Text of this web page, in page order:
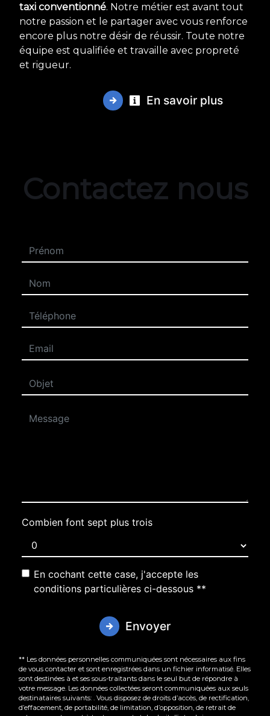
taxi conventionné. Notre métier est avant tout
notre passion et le partager avec vous renforce
encore plus notre désir de réussir. Toute notre
équipe est qualifiée et travaille avec propreté
et rigueur.
En savoir plus
Contactez nous
Combien font sept plus trois
En cochant cette case, j'accepte les
conditions particulières ci-dessous **
Envoyer
** Les données personnelles communiquées sont nécessaires aux fins
de vous contacter et sont enregistrées dans un fichier informatisé. Elles
sont destinées à et ses sous-traitants dans le seul but de répondre à
votre message. Les données collectées seront communiquées aux seuls
destinataires suivants: . Vous disposez de droits d’accès, de rectification,
d’effacement, de portabilité, de limitation, d’opposition, de retrait de